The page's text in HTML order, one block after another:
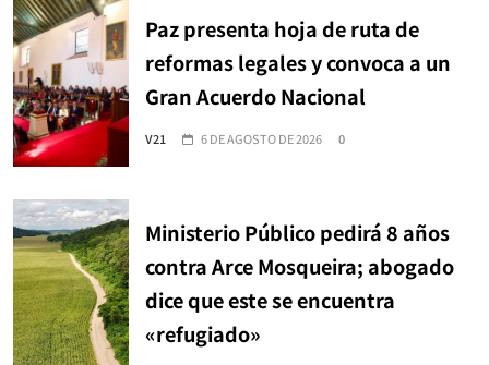
Paz presenta hoja de ruta de
reformas legales y convoca a un
Gran Acuerdo Nacional
V21 6 DE AGOSTO DE 2026 0
Ministerio Público pedirá 8 años
contra Arce Mosqueira; abogado
dice que este se encuentra
«refugiado»